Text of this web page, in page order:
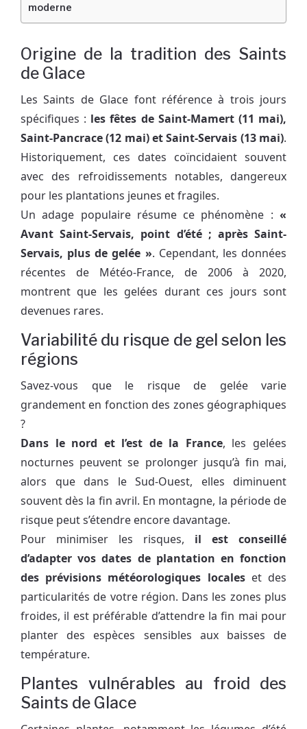
moderne
Origine de la tradition des Saints
de Glace
Les Saints de Glace font référence à trois jours
spécifiques : les fêtes de Saint-Mamert (11 mai),
Saint-Pancrace (12 mai) et Saint-Servais (13 mai).
Historiquement, ces dates coïncidaient souvent
avec des refroidissements notables, dangereux
pour les plantations jeunes et fragiles.
Un adage populaire résume ce phénomène : «
Avant Saint-Servais, point d’été ; après Saint-
Servais, plus de gelée ». Cependant, les données
récentes de Météo-France, de 2006 à 2020,
montrent que les gelées durant ces jours sont
devenues rares.
Variabilité du risque de gel selon les
régions
Savez-vous que le risque de gelée varie
grandement en fonction des zones géographiques
?
Dans le nord et l’est de la France, les gelées
nocturnes peuvent se prolonger jusqu’à fin mai,
alors que dans le Sud-Ouest, elles diminuent
souvent dès la fin avril. En montagne, la période de
risque peut s’étendre encore davantage.
Pour minimiser les risques, il est conseillé
d’adapter vos dates de plantation en fonction
des prévisions météorologiques localeset des
particularités de votre région. Dans les zones plus
froides, il est préférable d’attendre la fin mai pour
planter des espèces sensibles aux baisses de
température.
Plantes vulnérables au froid des
Saints de Glace